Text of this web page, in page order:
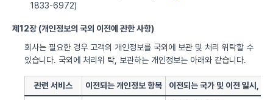
1833-6972)
제12장 (개인정보의 국외 이전에 관한 사항)
회사는 필요한 경우 고객의 개인정보를 국외에 보관 및 처리 위탁할 수
있습니다. 국외에 처리위 탁, 보관하는 개인정보는 아래와 같습니다.
관련 서비스 이전되는 개인정보 항목 이전되는 국가 및 이전 일시, 방